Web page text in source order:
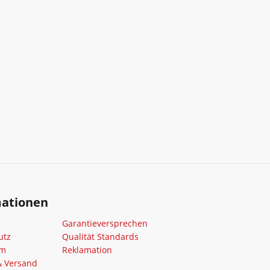
Versand
Garantieversprechen
Qualität Standards
Reklamation